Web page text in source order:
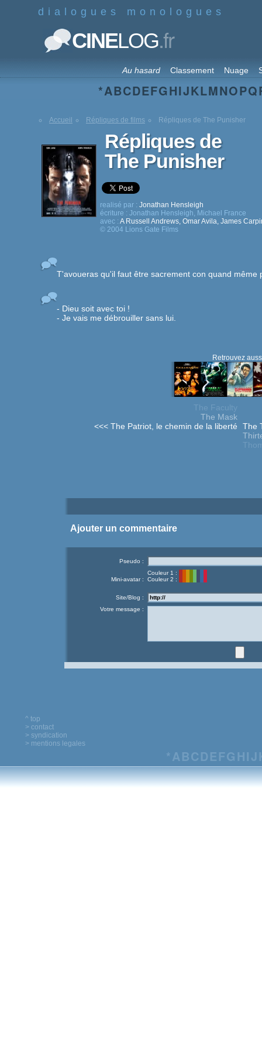
dialogues monologues
CINELOG.fr
Au hasard Classement Nuage
*ABCDEFGHIJKLMNOPQ
Accueil Répliques de films Répliques de The Punisher
Répliques de
The Punisher
realisé par : Jonathan Hensleigh
écriture : Jonathan Hensleigh, Michael France
avec : A Russell Andrews, Omar Avila, James
© 2004 Lions Gate Films
T'avoueras qu'il faut être sacrement con quand
- Dieu soit avec toi !
- Je vais me débrouiller sans lui.
Retrouvez
The Faculty
The Mask
<<< The Patriot, le chemin de la liberté
The
Ajouter un commentaire
Pseudo :
Mini-avatar :
Couleur 1 :
Couleur 2 :
Site/Blog :
Votre message :
^ top
> contact
> syndication
> mentions legales
*ABCDEFG HIJ